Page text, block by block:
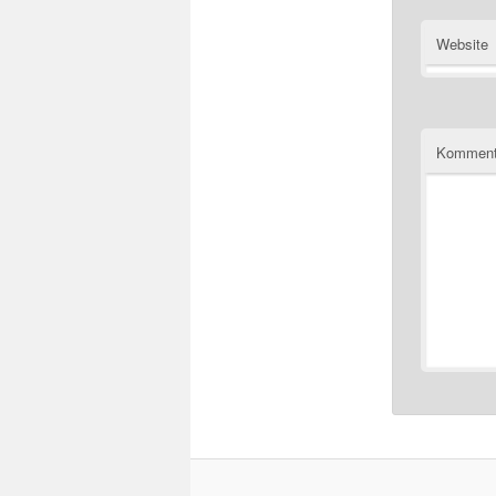
Website